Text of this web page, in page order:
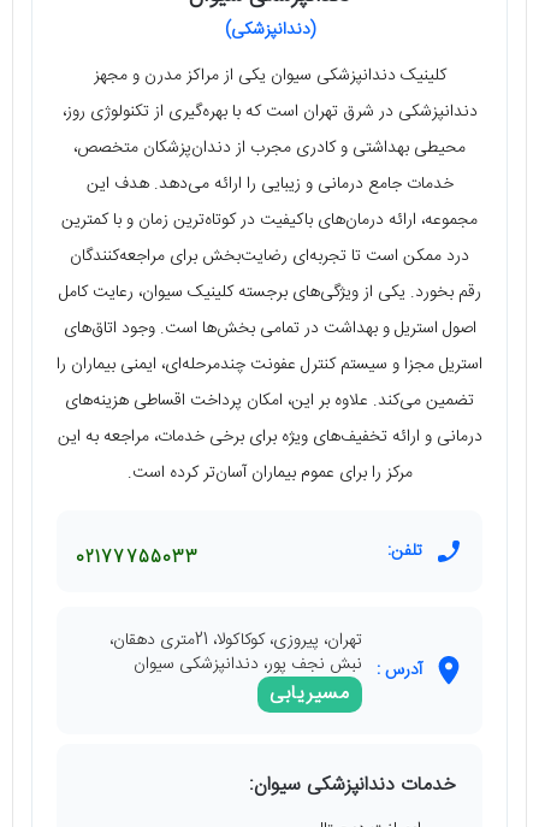
(دندانپزشکی)
کلینیک دندانپزشکی سیوان یکی از مراکز مدرن و مجهز
دندانپزشکی در شرق تهران است که با بهره‌گیری از تکنولوژی روز،
محیطی بهداشتی و کادری مجرب از دندان‌پزشکان متخصص،
خدمات جامع درمانی و زیبایی را ارائه می‌دهد. هدف این
مجموعه، ارائه درمان‌های باکیفیت در کوتاه‌ترین زمان و با کمترین
درد ممکن است تا تجربه‌ای رضایت‌بخش برای مراجعه‌کنندگان
رقم بخورد. یکی از ویژگی‌های برجسته کلینیک سیوان، رعایت کامل
اصول استریل و بهداشت در تمامی بخش‌ها است. وجود اتاق‌های
استریل مجزا و سیستم کنترل عفونت چندمرحله‌ای، ایمنی بیماران را
تضمین می‌کند. علاوه بر این، امکان پرداخت اقساطی هزینه‌های
درمانی و ارائه تخفیف‌های ویژه برای برخی خدمات، مراجعه به این
مرکز را برای عموم بیماران آسان‌تر کرده است.
تلفن: 02177755033
آدرس :
تهران، پیروزی، کوکاکولا، 21متری دهقان،
نبش نجف پور، دندانپزشکی سیوان
مسیریابی
خدمات دندانپزشکی سیوان: